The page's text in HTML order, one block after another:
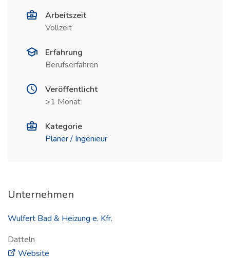
Arbeitszeit
Vollzeit
Erfahrung
Berufserfahren
Veröffentlicht
>1 Monat
Kategorie
Planer / Ingenieur
Unternehmen
Wulfert Bad & Heizung e. Kfr.
Datteln
Website